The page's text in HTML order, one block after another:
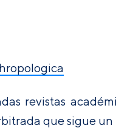
revistas
que sigue